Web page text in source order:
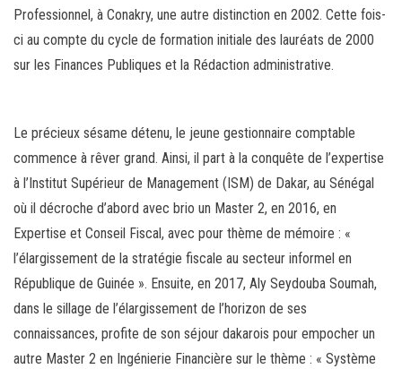
Professionnel, à Conakry, une autre distinction en 2002. Cette fois-
ci au compte du cycle de formation initiale des lauréats de 2000
sur les Finances Publiques et la Rédaction administrative.
Le précieux sésame détenu, le jeune gestionnaire comptable
commence à rêver grand. Ainsi, il part à la conquête de l’expertise
à l’Institut Supérieur de Management (ISM) de Dakar, au Sénégal
où il décroche d’abord avec brio un Master 2, en 2016, en
Expertise et Conseil Fiscal, avec pour thème de mémoire : «
l’élargissement de la stratégie fiscale au secteur informel en
République de Guinée ». Ensuite, en 2017, Aly Seydouba Soumah,
dans le sillage de l’élargissement de l’horizon de ses
connaissances, profite de son séjour dakarois pour empocher un
autre Master 2 en Ingénierie Financière sur le thème : « Système